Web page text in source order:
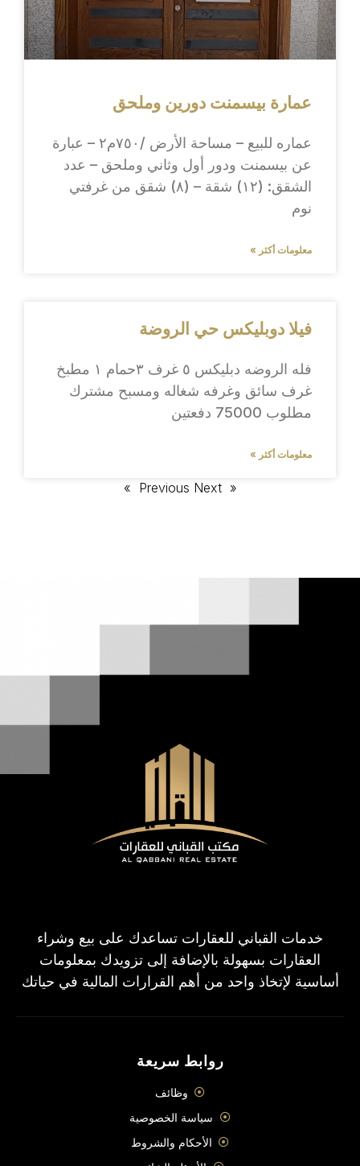
عمارة بيسمنت دورين وملحق
عماره للبيع – مساحة الأرض /٧٥٠م٢ – عبارة
عن بيسمنت ودور أول وثاني وملحق – عدد
الشقق: (١٢) شقة – (٨) شقق من غرفتي
نوم
معلومات أكثر »
فيلا دوبليكس حي الروضة
فله الروضه دبليكس ٥ غرف ٣حمام ١ مطبخ
غرف سائق وغرفه شغاله ومسبح مشترك
مطلوب 75000 دفعتين
معلومات أكثر »
« Previous
Next »
خدمات القباني للعقارات تساعدك على بيع وشراء
العقارات بسهولة بالإضافة إلى تزويدك بمعلومات
أساسية لإتخاذ واحد من أهم القرارات المالية في حياتك
روابط سريعة
وظائف
سياسة الخصوصية
الأحكام والشروط